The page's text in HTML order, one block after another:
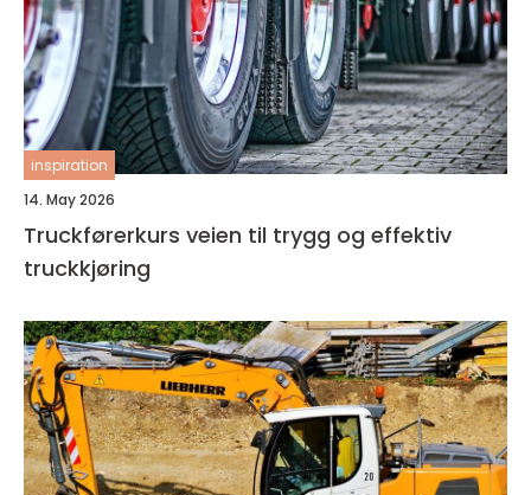
inspiration
14. May 2026
Truckførerkurs veien til trygg og effektiv
truckkjøring